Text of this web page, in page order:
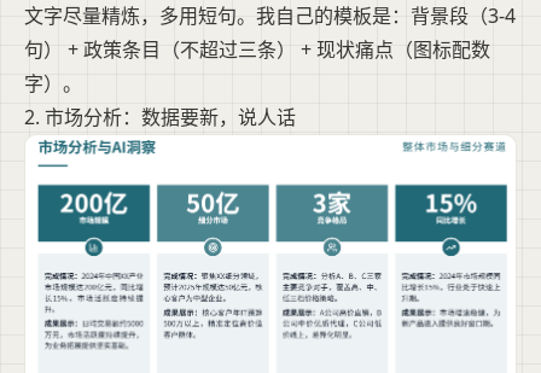
文字尽量精炼，多用短句。我自己的模板是：背景段（3-4
句） + 政策条目（不超过三条） + 现状痛点（图标配数
字）。
2. 市场分析：数据要新，说人话